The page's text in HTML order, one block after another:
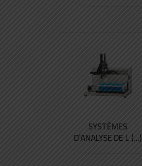
SYSTÈMES
D’ANALYSE DE L (...)